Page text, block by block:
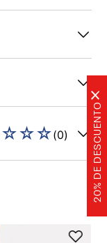
20% DE DESCUENTO
×
☆☆☆(0)